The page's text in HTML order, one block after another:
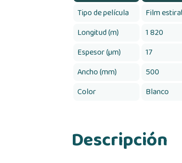
Tipo de película
Film
Longitud (m)
1 820
Espesor (µm)
17
Ancho (mm)
500
Color
Blanco
Descripción